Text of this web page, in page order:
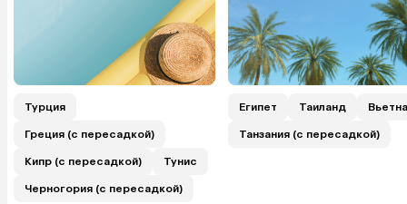
Турция
Греция (с пересадкой)
Кипр (с пересадкой) Тунис
Черногория (с пересадкой)
Египет Таиланд
Танзания (с пересадкой)